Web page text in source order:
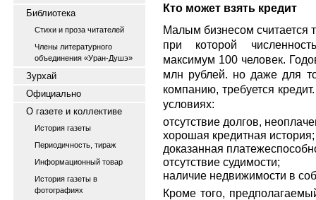
Библиотека
Стихи и проза читателей
Члены литературного
объединения «Уран-Душэ»
Зурхай
Официально
О газете и коллективе
История газеты
Периодичность, тираж
Информационный товар
История газеты в
фотографиях
Кто может взять кредит
Малым бизнесом считается
при которой
максимум 100 человек.
млн рублей. но даже для
компанию, требуется
условиях:
отсутствие долгов,
хорошая кредитная история;
доказанная
отсутствие судимости;
наличие недвижимости в
Кроме того,